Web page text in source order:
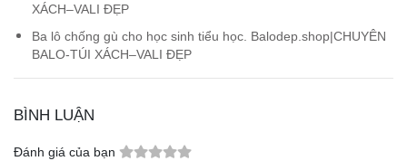
XÁCH–VALI ĐẸP
Ba lô chống gù cho học sinh tiểu học. Balodep.shop|CHUYÊN
BALO-TÚI XÁCH–VALI ĐẸP
BÌNH LUẬN
Đánh giá của bạn